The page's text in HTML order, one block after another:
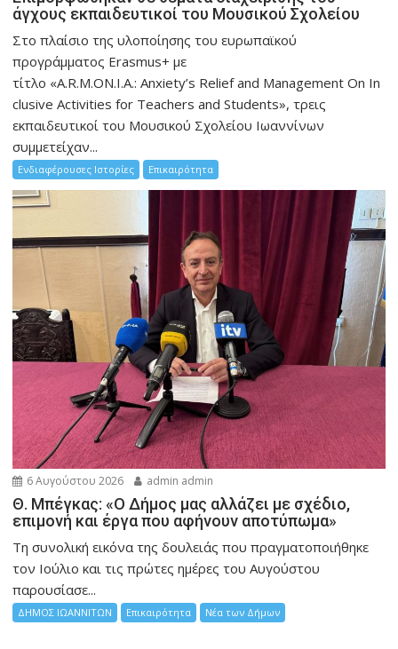
άγχους εκπαιδευτικοί του Μουσικού Σχολείου
Στο πλαίσιο της υλοποίησης του ευρωπαϊκού
προγράμματος Erasmus+ με
τίτλο «A.R.M.ON.I.A.: Anxiety’s Relief and Management On In
clusive Activities for Teachers and Students», τρεις
εκπαιδευτικοί του Μουσικού Σχολείου Ιωαννίνων
συμμετείχαν...
Ενδιαφέρουσες Ιστορίες Επικαιρότητα
6 Αυγούστου 2026 admin admin
Θ. Μπέγκας: «Ο Δήμος μας αλλάζει με σχέδιο,
επιμονή και έργα που αφήνουν αποτύπωμα»
Τη συνολική εικόνα της δουλειάς που πραγματοποιήθηκε
τον Ιούλιο και τις πρώτες ημέρες του Αυγούστου
παρουσίασε...
ΔΗΜΟΣ ΙΩΑΝΝΙΤΩΝ Επικαιρότητα Νέα των Δήμων